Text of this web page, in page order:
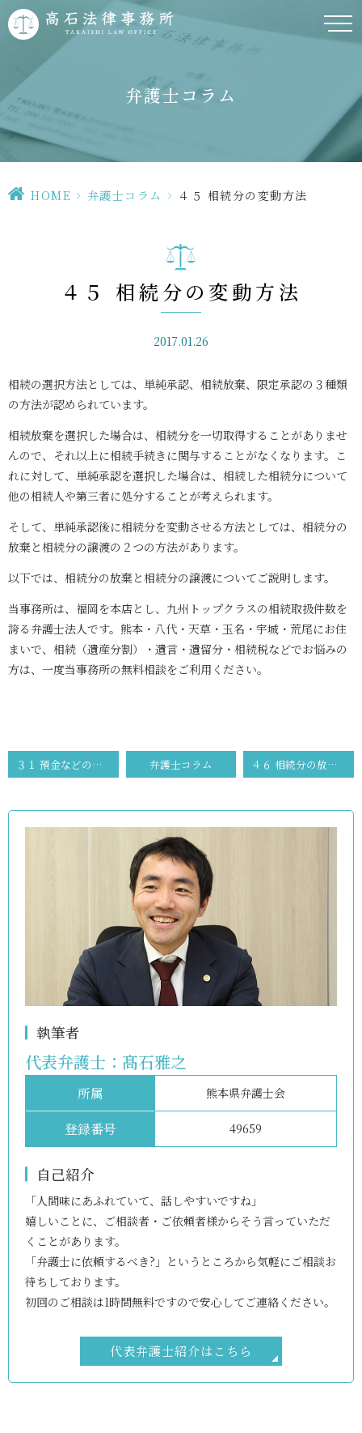
弁護士コラム
HOME > 弁護士コラム > ４５ 相続分の変動方法
４５ 相続分の変動方法
2017.01.26
相続の選択方法としては、単純承認、相続放棄、限定承認の３種類
の方法が認められています。
相続放棄を選択した場合は、相続分を一切取得することがありませ
んので、それ以上に相続手続きに関与することがなくなります。こ
れに対して、単純承認を選択した場合は、相続した相続分について
他の相続人や第三者に処分することが考えられます。
そして、単純承認後に相続分を変動させる方法としては、相続分の
放棄と相続分の譲渡の２つの方法があります。
以下では、相続分の放棄と相続分の譲渡についてご説明します。
当事務所は、福岡を本店とし、九州トップクラスの相続取扱件数を
誇る弁護士法人です。熊本・八代・天草・玉名・宇城・荒尾にお住
まいで、相続（遺産分割）・遺言・遺留分・相続税などでお悩みの
方は、一度当事務所の無料相談をご利用ください。
３１ 預金などの金銭債権～従来の判例の考え方～ 弁護士コラム ４６ 相続分の放棄及び譲渡
執筆者
代表弁護士： 髙石雅之
所属 熊本県弁護士会
登録番号 49659
自己紹介
「人間味にあふれていて、話しやすいですね」
嬉しいことに、ご相談者・ご依頼者様からそう言っていただ
くことがあります。
「弁護士に依頼するべき?」というところから気軽にご相談お
待ちしております。
初回のご相談は1時間無料ですので安心してご連絡ください。
代表弁護士紹介はこちら